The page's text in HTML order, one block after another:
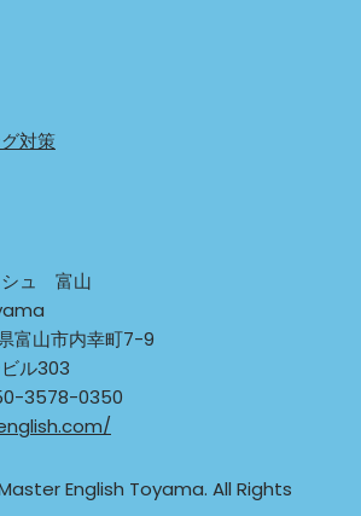
対策
シュ 富山
山市内幸町7-9
ル303
3578-0350
English Toyama. All Rights